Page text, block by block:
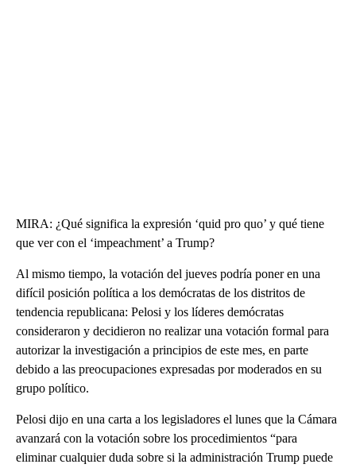
MIRA: ¿Qué significa la expresión ‘quid pro quo’ y qué tiene
que ver con el ‘impeachment’ a Trump?
Al mismo tiempo, la votación del jueves podría poner en una
difícil posición política a los demócratas de los distritos de
tendencia republicana: Pelosi y los líderes demócratas
consideraron y decidieron no realizar una votación formal para
autorizar la investigación a principios de este mes, en parte
debido a las preocupaciones expresadas por moderados en su
grupo político.
Pelosi dijo en una carta a los legisladores el lunes que la Cámara
avanzará con la votación sobre los procedimientos “para
eliminar cualquier duda sobre si la administración Trump puede